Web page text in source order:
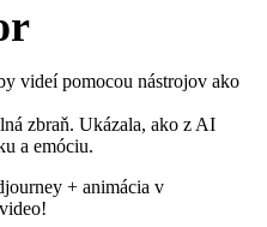
videí pomocou nástrojov ako
zbraň. Ukázala, ako z AI
a emóciu.
+ animácia v